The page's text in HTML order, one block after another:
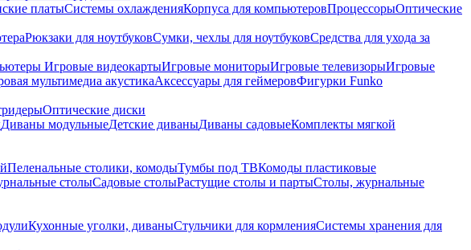
платыСистемы охлажденияКорпуса для компьютеровПроцессорыОптические
Рюкзаки для ноутбуковСумки, чехлы для ноутбуковСредства для ухода за
Игровые видеокартыИгровые мониторыИгровые телевизорыИгровые
мультимедиа акустикаАксессуары для геймеровФигурки Funko
Оптические диски
Диваны модульныеДетские диваныДиваны садовыеКомплекты мягкой
Пеленальные столики, комодыТумбы под ТВКомоды пластиковые
столыСадовые столыРастущие столы и партыСтолы, журнальные
Кухонные уголки, диваныСтульчики для кормленияСистемы хранения для